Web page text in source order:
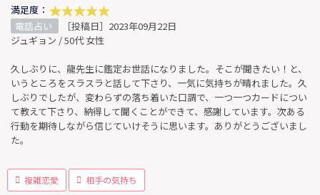
満足度：
電話占い
［投稿日］2023年09月22日
ジュギョン / 50代 女性
久しぶりに、龍先生に鑑定お世話になりました。そこが聞きたい！と、
いうところをスラスラと話して下さり、一気に気持ちが晴れました。久
しぶりでしたが、変わらずの落ち着いた口調で、一つ一つカードについ
て教えて下さり、納得して聞くことができて、感謝しています。次ある
行動を期待しながら信じていけそうに思います。ありがとうございまし
た。
複雑恋愛 相手の気持ち